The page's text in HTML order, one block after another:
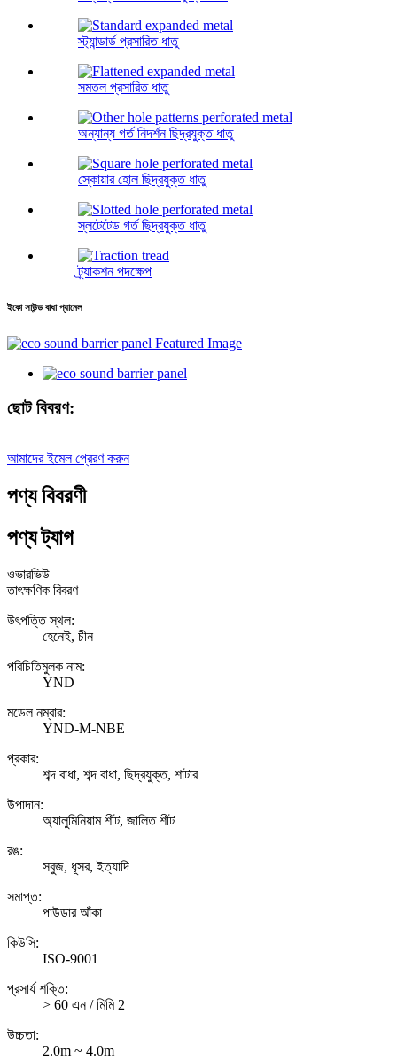
স্ট্যান্ডার্ড প্রসারিত ধাতু
সমতল প্রসারিত ধাতু
অন্যান্য গর্ত নিদর্শন ছিদ্রযুক্ত ধাতু
স্কোয়ার হোল ছিদ্রযুক্ত ধাতু
স্লটেটেড গর্ত ছিদ্রযুক্ত ধাতু
ট্র্যাকশন পদক্ষেপ
ইকো সাউন্ড বাধা প্যানেল
ছোট বিবরণ:
আমাদের ইমেল প্রেরণ করুন
পণ্য বিবরণী
পণ্য ট্যাগ
ওভারভিউ
তাৎক্ষণিক বিবরণ
উৎপত্তি স্থল:
হেনেই, চীন
পরিচিতিমুলক নাম:
YND
মডেল নম্বার:
YND-M-NBE
প্রকার:
শব্দ বাধা, শব্দ বাধা, ছিদ্রযুক্ত, শাটার
উপাদান:
অ্যালুমিনিয়াম শীট, জালিত শীট
রঙ:
সবুজ, ধূসর, ইত্যাদি
সমাপ্ত:
পাউডার আঁকা
কিউসি:
ISO-9001
প্রসার্য শক্তি:
> 60 এন / মিমি 2
উচ্চতা:
2.0m ~ 4.0m